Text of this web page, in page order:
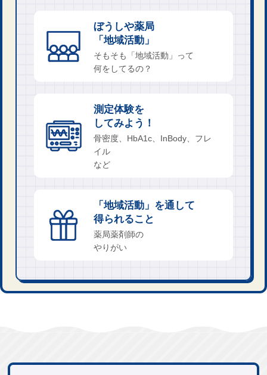
ぼうしや薬局
「地域活動」
そもそも「地域活動」って
何をしてるの？
測定​体験を
してみよう！
骨密度、HbA1c、InBody、フレ
イル
など
「地​域活動」を通して
得られること
薬局薬​剤師の
やりがい